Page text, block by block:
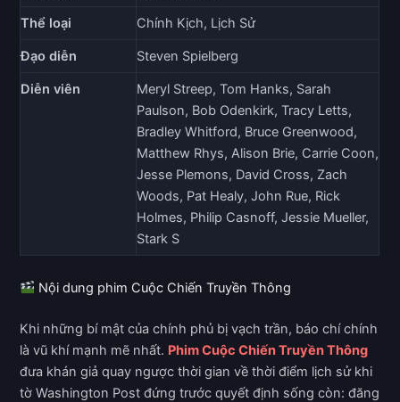
Thể loại Chính Kịch, Lịch Sử
Đạo diễn Steven Spielberg
Diễn viên
Meryl Streep, Tom Hanks, Sarah
Paulson, Bob Odenkirk, Tracy Letts,
Bradley Whitford, Bruce Greenwood,
Matthew Rhys, Alison Brie, Carrie Coon,
Jesse Plemons, David Cross, Zach
Woods, Pat Healy, John Rue, Rick
Holmes, Philip Casnoff, Jessie Mueller,
Stark S
Nội dung phim Cuộc Chiến Truyền Thông
Khi những bí mật của chính phủ bị vạch trần, báo chí chính
là vũ khí mạnh mẽ nhất. Phim Cuộc Chiến Truyền Thông
đưa khán giả quay ngược thời gian về thời điểm lịch sử khi
tờ Washington Post đứng trước quyết định sống còn: đăng